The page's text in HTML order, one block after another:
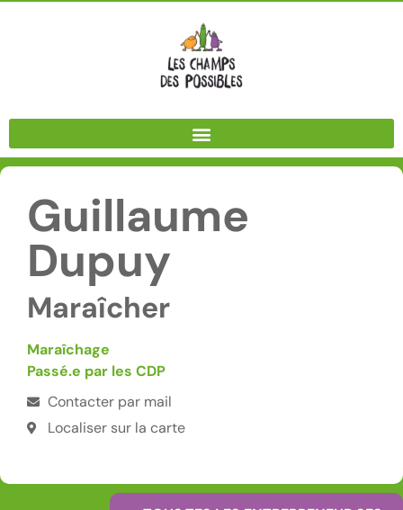
Guillaume
Dupuy
Maraîcher
Maraîchage
Passé.e par les CDP
Contacter par mail
Localiser sur la carte